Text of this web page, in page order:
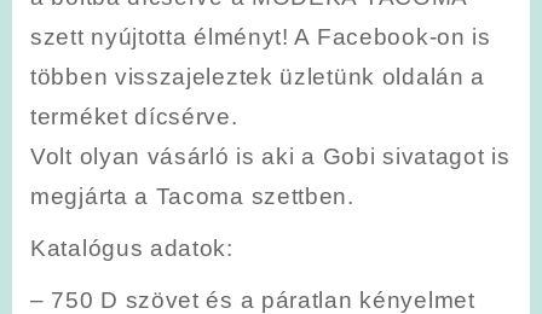
szett nyújtotta élményt! A Facebook-on is
többen visszajeleztek üzletünk oldalán a
terméket dícsérve.
Volt olyan vásárló is aki a Gobi sivatagot is
megjárta a Tacoma szettben.
Katalógus adatok:
– 750 D szövet és a páratlan kényelmet